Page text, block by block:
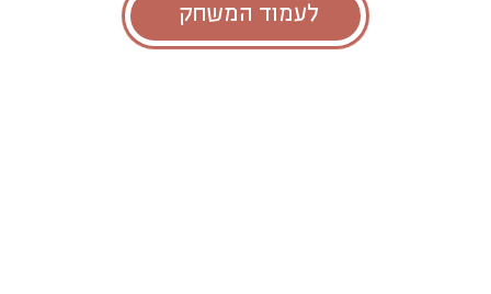
לעמוד המשחק